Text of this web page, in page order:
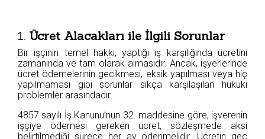
1. Ücret Alacakları ile İlgili Sorunlar
Bir işçinin temel hakkı, yaptığı iş karşılığında ücretini
zamanında ve tam olarak almasıdır. Ancak, işyerlerinde
ücret ödemelerinin gecikmesi, eksik yapılması veya hiç
yapılmaması gibi sorunlar sıkça karşılaşılan hukuki
problemler arasındadır.
4857 sayılı İş Kanunu’nun 32. maddesine göre, işverenin
işçiye ödemesi gereken ücret, sözleşmede aksi
belirtilmediği sürece her ay ödenmelidir. Ücretin geç